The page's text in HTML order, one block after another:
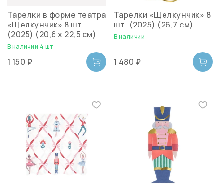
Тарелки в форме театра
«Щелкунчик» 8 шт.
(2025) (20,6 х 22,5 см)
В наличии 4 шт
1 150 ₽
Тарелки «Щелкунчик» 8
шт. (2025) (26,7 см)
В наличии
1 480 ₽